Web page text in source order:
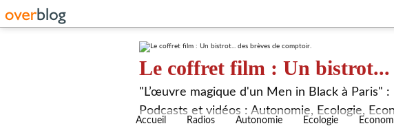
Le coffret film : Un bistrot...
"L’œuvre magique d'un Men in Black à Paris" :
Podcasts et vidéos : Autonomie, Ecologie,
Accueil Radios Autonomie Ecologie